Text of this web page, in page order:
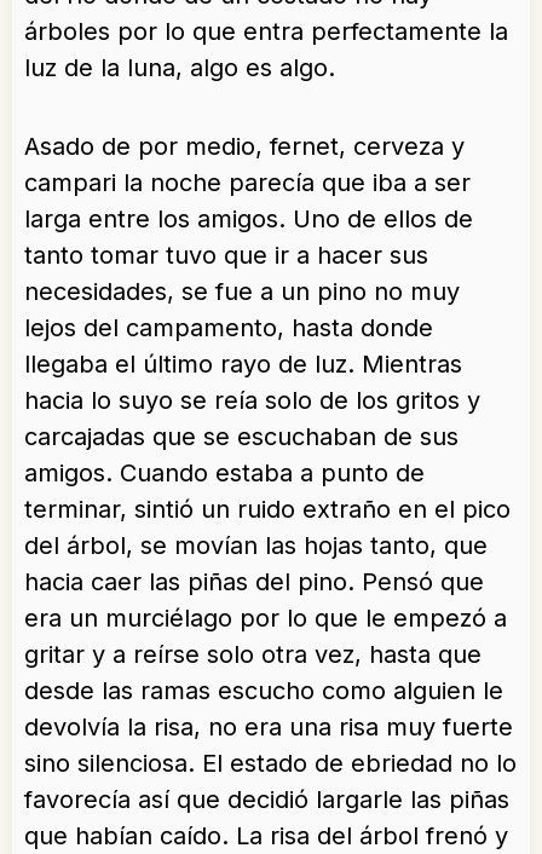
árboles por lo que entra perfectamente la
luz de la luna, algo es algo.
Asado de por medio, fernet, cerveza y
campari la noche parecía que iba a ser
larga entre los amigos. Uno de ellos de
tanto tomar tuvo que ir a hacer sus
necesidades, se fue a un pino no muy
lejos del campamento, hasta donde
llegaba el último rayo de luz. Mientras
hacia lo suyo se reía solo de los gritos y
carcajadas que se escuchaban de sus
amigos. Cuando estaba a punto de
terminar, sintió un ruido extraño en el pico
del árbol, se movían las hojas tanto, que
hacia caer las piñas del pino. Pensó que
era un murciélago por lo que le empezó a
gritar y a reírse solo otra vez, hasta que
desde las ramas escucho como alguien le
devolvía la risa, no era una risa muy fuerte
sino silenciosa. El estado de ebriedad no lo
favorecía así que decidió largarle las piñas
que habían caído. La risa del árbol frenó y